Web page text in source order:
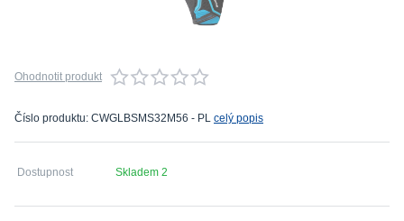
Ohodnotit produkt
Číslo produktu: CWGLBSMS32M56 - PL celý popis
Dostupnost Skladem 2